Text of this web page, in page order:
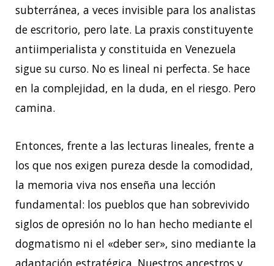
subterránea, a veces invisible para los analistas
de escritorio, pero late. La praxis constituyente
antiimperialista y constituida en Venezuela
sigue su curso. No es lineal ni perfecta. Se hace
en la complejidad, en la duda, en el riesgo. Pero
camina.
Entonces, frente a las lecturas lineales, frente a
los que nos exigen pureza desde la comodidad,
la memoria viva nos enseña una lección
fundamental: los pueblos que han sobrevivido
siglos de opresión no lo han hecho mediante el
dogmatismo ni el «deber ser», sino mediante la
adaptación estratégica. Nuestros ancestros y